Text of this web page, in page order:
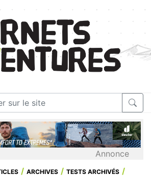
Annonce
ARCHIVES
TESTS ARCHIVÉS